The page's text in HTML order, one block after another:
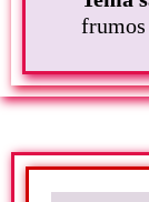
frumos